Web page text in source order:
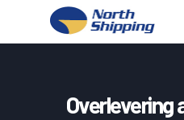
Overlevering
OM OSS